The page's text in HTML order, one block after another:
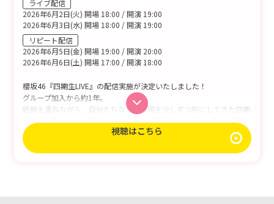
チケットも表示されますので、必ず同時にご入場ください。
・チケット当選後には、同行者さまを含め、発券(ダウンロード)期日ま
でにチケプラへの顔写真の登録が必要となります。顔写真の登録が
無い場合には、入場をお断りさせていただく場合もございます。予
めご了承ください。
ライブ配信
2026年6月2日(火) 開場 18:00 / 開演 19:00
2026年6月3日(水) 開場 18:00 / 開演 19:00
リピート配信
2026年6月5日(金) 開場 19:00 / 開演 20:00
2026年6月6日(土) 開場 17:00 / 開演 18:00
櫻坂46『四期生LIVE』の配信実施が決定いたしました！
グループ加入から約1年。
経験を重ねながら、自分たちなりの表現を少しずつ形にしてきた四期
生の渾身のパフォーマンスをお見逃しなく！
視聴はこちら